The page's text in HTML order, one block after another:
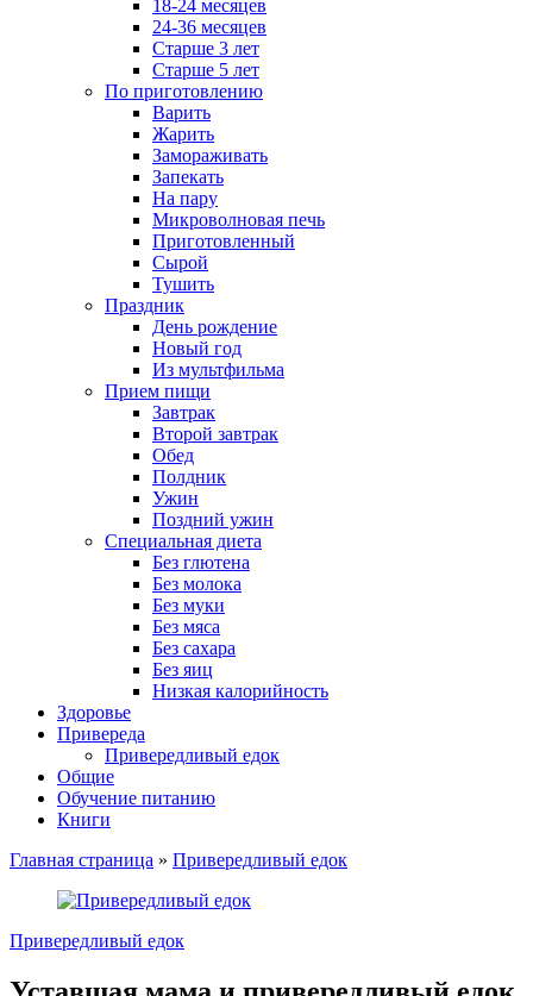
18-24 месяцев
24-36 месяцев
Старше 3 лет
Старше 5 лет
По приготовлению
Варить
Жарить
Замораживать
Запекать
На пару
Микроволновая печь
Приготовленный
Сырой
Тушить
Праздник
День рождение
Новый год
Из мультфильма
Прием пищи
Завтрак
Второй завтрак
Обед
Полдник
Ужин
Поздний ужин
Специальная диета
Без глютена
Без молока
Без муки
Без мяса
Без сахара
Без яиц
Низкая калорийность
Здоровье
Привереда
Привередливый едок
Общие
Обучение питанию
Книги
Главная страница » Привередливый едок
Привередливый едок